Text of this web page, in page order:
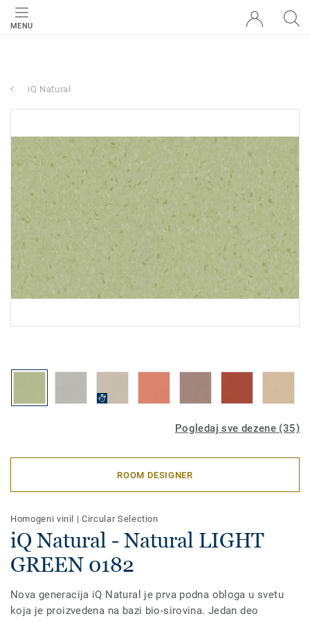
MENU
iQ Natural
Pogledaj sve dezene (35)
ROOM DESIGNER
Homogeni vinil |Circular Selection
iQ Natural - Natural LIGHT
GREEN 0182
Nova generacija iQ Natural je prva podna obloga u svetu
koja je proizvedena na bazi bio-sirovina. Jedan deo